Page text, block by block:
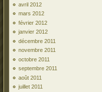
avril 2012
mars 2012
février 2012
janvier 2012
décembre 2011
novembre 2011
octobre 2011
septembre 2011
août 2011
juillet 2011